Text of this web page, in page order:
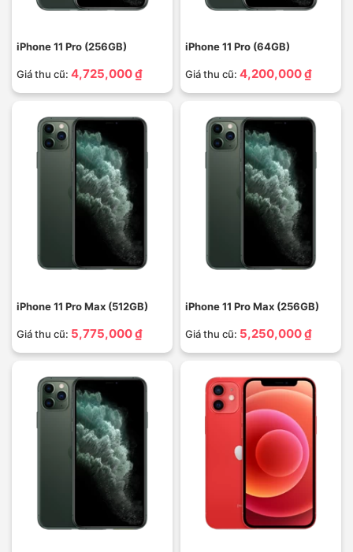
iPhone 11 Pro (256GB)
Giá thu cũ: 4,725,000 ₫
iPhone 11 Pro (64GB)
Giá thu cũ: 4,200,000 ₫
iPhone 11 Pro Max (512GB)
Giá thu cũ: 5,775,000 ₫
iPhone 11 Pro Max (256GB)
Giá thu cũ: 5,250,000 ₫